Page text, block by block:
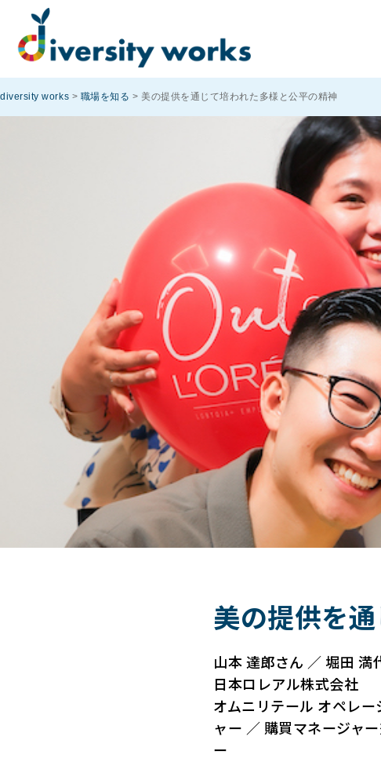
diversity works > 職場を知る >美の提供を通じて培われた多様と公平の精神
美の提供を
山本 達郎さん ／ 堀田 満
日本ロレアル株式会社
オムニリテール オペレ
ャー ／ 購買マネージャ
ー